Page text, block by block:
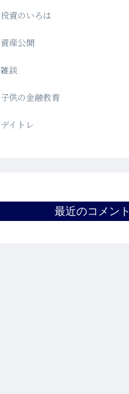
投資のいろは
資産公開
雑談
子供の金融教育
デイトレ
最近のコメント